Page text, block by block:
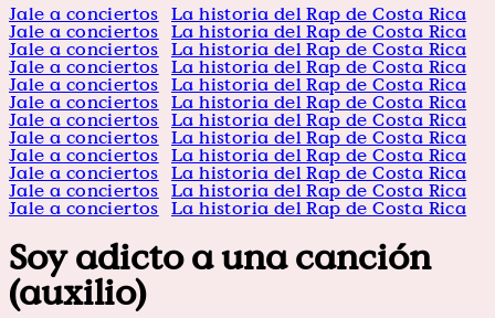
Jale a conciertos
Jale a conciertos
Jale a conciertos
Jale a conciertos
Jale a conciertos
Jale a conciertos
Jale a conciertos
Jale a conciertos
Jale a conciertos
Jale a conciertos
Jale a conciertos
Jale a conciertos
La historia del Rap de Costa Rica
La historia del Rap de Costa Rica
La historia del Rap de Costa Rica
La historia del Rap de Costa Rica
La historia del Rap de Costa Rica
La historia del Rap de Costa Rica
La historia del Rap de Costa Rica
La historia del Rap de Costa Rica
La historia del Rap de Costa Rica
La historia del Rap de Costa Rica
La historia del Rap de Costa Rica
La historia del Rap de Costa Rica
Soy adicto a una canción
(auxilio)